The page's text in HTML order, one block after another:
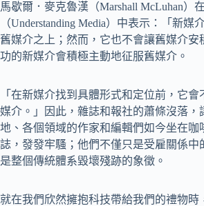
馬歇爾．麥克魯漢（Marshall McLuhan）
（Understanding Media）中表示：「新媒
舊媒介之上；然而，它也不會讓舊媒介安
功的新媒介會積極主動地征服舊媒介。
「在新媒介找到具體形式和定位前，它會
媒介。」因此，雜誌和報社的蕭條沒落，
地、各個領域的作家和編輯們如今坐在咖
誌，發發牢騷；他們不僅只是受雇關係中
是整個傳統體系毀壞殘跡的象徵。
就在我們欣然擁抱科技帶給我們的禮物時